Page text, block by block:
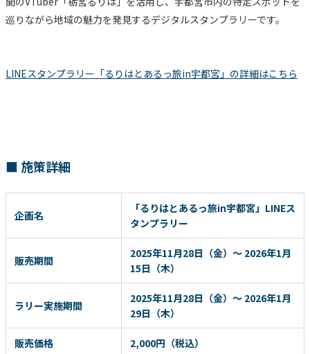
巡りながら地域の魅力を発見するデジタルスタンプラリーです。
LINEスタンプラリー「るりはとあるっ旅in宇都宮」の詳細はこちら
■ 施策詳細
企画名
「るりはとあるっ旅in宇都宮」LINEス
タンプラリー
販売期間
2025年11月28日（金）〜 2026年1月
15日（木）
ラリー実施期間
2025年11月28日（金）〜 2026年1月
29日（木）
販売価格 2,000円（税込）